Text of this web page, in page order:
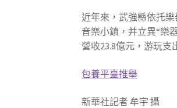
近年來，武強縣依托
音樂小鎮，并立異“樂
營收23.8億元，游玩支
包養平臺推舉
新華社記者 牟宇 攝